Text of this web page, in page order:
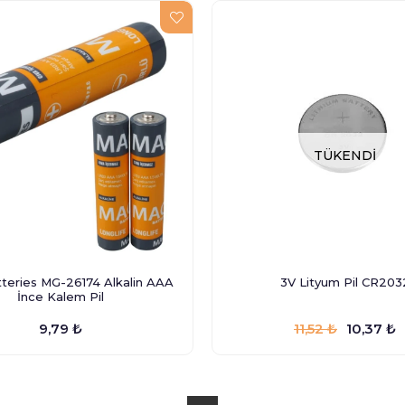
MG-26174 Alkalin AAA
İnce Kalem Pil
9,79 ₺
TÜKENDI
3V Lityum Pil
10,37 ₺
11,52 ₺